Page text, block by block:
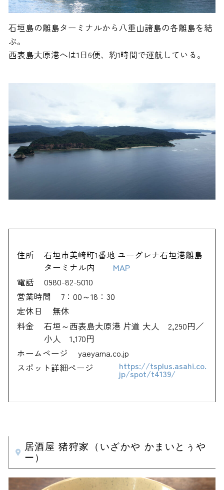
石垣島の離島ターミナルから八重山諸島の各離島を結
ぶ。
西表島大原港へは1日6便、約1時間で運航している。
住所
石垣市美崎町1番地 ユーグレナ石垣港離島
ターミナル内
MAP
電話
0980-82-5010
営業時間
7：00～18：30
定休日
無休
料金
石垣～西表島大原港 片道 大人 2,290円／
小人 1,170円
ホームページ
yaeyama.co.jp
スポット詳細ページ
https://tsplus.asahi.co.
jp/spot/t4139/
居酒屋 猪狩家（いざかや かまいとぅや
ー）